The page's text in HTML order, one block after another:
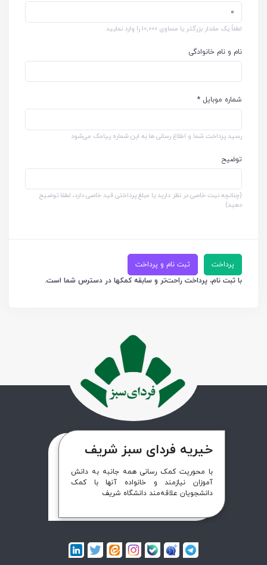
لطفاً یک مقدار بزرگتر یا مساوی 10,000 را وارد نمایید
نام و نام خانوادگی
شماره موبایل *
رسید پرداخت شما و اطلاع رسانی ها به این شماره پیامک می‌شود
توضیح
(چنانچه نیت خاصی در نظر دارید یا مبلغ پرداختی قید خاصی دارد، لطفا توضیح
دهید)
پرداخت
ثبت نام و پرداخت
با ثبت نام، پرداخت راحت‌تر و سابقه کمکها در دسترس شما است.
خیریه فردای سبز شریف
با محوریت کمک رسانی همه جانبه به دانش
آموزان نیازمند و خانواده آنها با کمک
دانشجویان علاقه‌مند دانشگاه شریف